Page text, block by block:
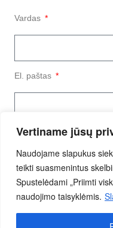
Vertiname jūsų
Naudojame slapukus
teikti suasmenintus
Spustelėdami „Priimti
naudojimo taisyklėmis.
Vardas
El. paštas
Užklausos tekstas